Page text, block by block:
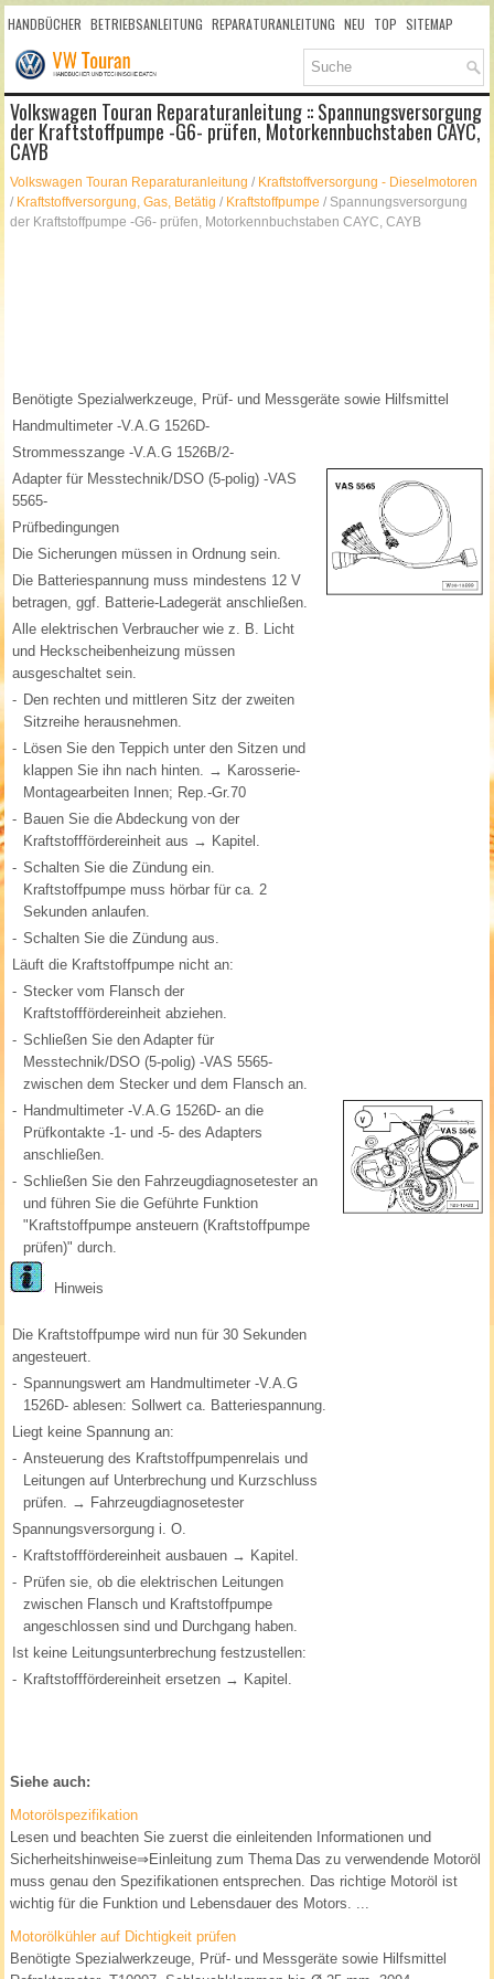
HANDBÜCHER BETRIEBSANLEITUNG REPARATURANLEITUNG NEU TOP SITEMAP
SUCHLAUF
Volkswagen Touran Reparaturanleitung :: Spannungsversorgung
der Kraftstoffpumpe -G6- prüfen, Motorkennbuchstaben CAYC,
CAYB
Volkswagen Touran Reparaturanleitung / Kraftstoffversorgung - Dieselmotoren
/ Kraftstoffversorgung, Gas, Betätig / Kraftstoffpumpe / Spannungsversorgung
der Kraftstoffpumpe -G6- prüfen, Motorkennbuchstaben CAYC, CAYB
Benötigte Spezialwerkzeuge, Prüf- und Messgeräte sowie Hilfsmittel
Handmultimeter -V.A.G 1526D-
Strommesszange -V.A.G 1526B/2-
Adapter für Messtechnik/DSO (5-polig) -VAS
5565-
Prüfbedingungen
Die Sicherungen müssen in Ordnung sein.
Die Batteriespannung muss mindestens 12 V
betragen, ggf. Batterie-Ladegerät anschließen.
Alle elektrischen Verbraucher wie z. B. Licht
und Heckscheibenheizung müssen
ausgeschaltet sein.
- Den rechten und mittleren Sitz der zweiten
Sitzreihe herausnehmen.
- Lösen Sie den Teppich unter den Sitzen und
klappen Sie ihn nach hinten. → Karosserie-
Montagearbeiten Innen; Rep.-Gr.70
- Bauen Sie die Abdeckung von der
Kraftstofffördereinheit aus → Kapitel.
- Schalten Sie die Zündung ein.
Kraftstoffpumpe muss hörbar für ca. 2
Sekunden anlaufen.
- Schalten Sie die Zündung aus.
Läuft die Kraftstoffpumpe nicht an:
- Stecker vom Flansch der
Kraftstofffördereinheit abziehen.
- Schließen Sie den Adapter für
Messtechnik/DSO (5-polig) -VAS 5565-
zwischen dem Stecker und dem Flansch an.
- Handmultimeter -V.A.G 1526D- an die
Prüfkontakte -1- und -5- des Adapters
anschließen.
- Schließen Sie den Fahrzeugdiagnosetester an
und führen Sie die Geführte Funktion
"Kraftstoffpumpe ansteuern (Kraftstoffpumpe
prüfen)" durch.
Hinweis
Die Kraftstoffpumpe wird nun für 30 Sekunden
angesteuert.
- Spannungswert am Handmultimeter -V.A.G
1526D- ablesen: Sollwert ca. Batteriespannung.
Liegt keine Spannung an:
- Ansteuerung des Kraftstoffpumpenrelais und
Leitungen auf Unterbrechung und Kurzschluss
prüfen. → Fahrzeugdiagnosetester
Spannungsversorgung i. O.
- Kraftstofffördereinheit ausbauen → Kapitel.
- Prüfen sie, ob die elektrischen Leitungen
zwischen Flansch und Kraftstoffpumpe
angeschlossen sind und Durchgang haben.
Ist keine Leitungsunterbrechung festzustellen:
- Kraftstofffördereinheit ersetzen → Kapitel.
Siehe auch:
Motorölspezifikation
Lesen und beachten Sie zuerst die einleitenden Informationen und
Sicherheitshinweise⇒Einleitung zum Thema Das zu verwendende Motoröl
muss genau den Spezifikationen entsprechen. Das richtige Motoröl ist
wichtig für die Funktion und Lebensdauer des Motors. ...
Motorölkühler auf Dichtigkeit prüfen
Benötigte Spezialwerkzeuge, Prüf- und Messgeräte sowie Hilfsmittel